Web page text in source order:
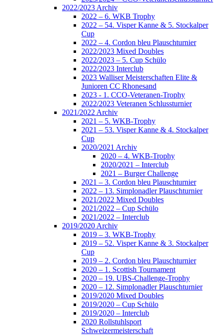
2022/2023 Archiv
2022 – 6. WKB Trophy
2022 – 54. Visper Kanne & 5. Stockalper
Cup
2022 – 4. Cordon bleu Plauschturnier
2022/2023 Mixed Doubles
2022/2023 – 5. Cup Schülo
2022/2023 Interclub
2023 Walliser Meisterschaften Elite &
Junioren CC Rhonesand
2023 - 1. CCO-Veteranen-Trophy
2022/2023 Veteranen Schlussturnier
2021/2022 Archiv
2021 – 5. WKB-Trophy
2021 – 53. Visper Kanne & 4. Stockalper
Cup
2020/2021 Archiv
2020 – 4. WKB-Trophy
2020/2021 – Interclub
2021 – Burger Challenge
2021 – 3. Cordon bleu Plauschturnier
2022 – 13. Simplonadler Plauschturnier
2021/2022 Mixed Doubles
2021/2022 – Cup Schülo
2021/2022 – Interclub
2019/2020 Archiv
2019 – 3. WKB-Trophy
2019 – 52. Visper Kanne & 3. Stockalper
Cup
2019 – 2. Cordon bleu Plauschturnier
2020 – 1. Scottish Tournament
2020 – 19. UBS-Challenge-Trophy
2020 – 12. Simplonadler Plauschturnier
2019/2020 Mixed Doubles
2019/2020 – Cup Schülo
2019/2020 – Interclub
2020 Rollstuhlsport
Schweizermeisterschaft